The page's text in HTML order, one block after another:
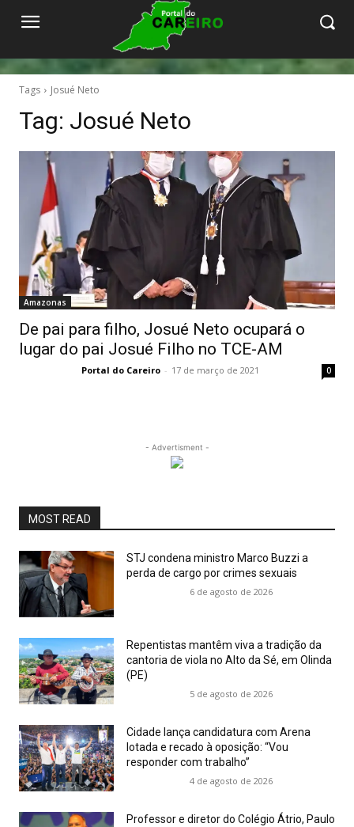
Tags Josué Neto
Tag: Josué Neto
Amazonas
De pai para filho, Josué Neto ocupará o
lugar do pai Josué Filho no TCE-AM
Portal do Careiro - 17 de março de 2021 0
- Advertisment -
MOST READ
STJ condena ministro Marco Buzzi a
perda de cargo por crimes sexuais
6 de agosto de 2026
Repentistas mantêm viva a tradição da
cantoria de viola no Alto da Sé, em Olinda
(PE)
5 de agosto de 2026
Cidade lança candidatura com Arena
lotada e recado à oposição: “Vou
responder com trabalho”
4 de agosto de 2026
Professor e diretor do Colégio Átrio, Paulo